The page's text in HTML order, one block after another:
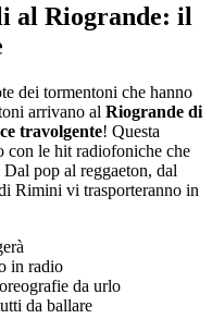
al Riogrande: il
dei tormentoni che hanno
arrivano al Riogrande di
travolgente! Questa
con le hit radiofoniche che
pop al reggaeton, dal
Rimini vi trasporteranno in
in radio
da urlo
da ballare